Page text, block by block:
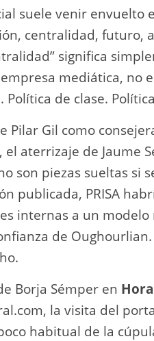
suele venir envuelto
centralidad, futuro,
significa
mediática, no
Política de clase.
Pilar Gil como
el aterrizaje de Jaume
son piezas sueltas si
publicada, PRISA
internas a un
de
Borja Sémper en
la visita del
habitual de la